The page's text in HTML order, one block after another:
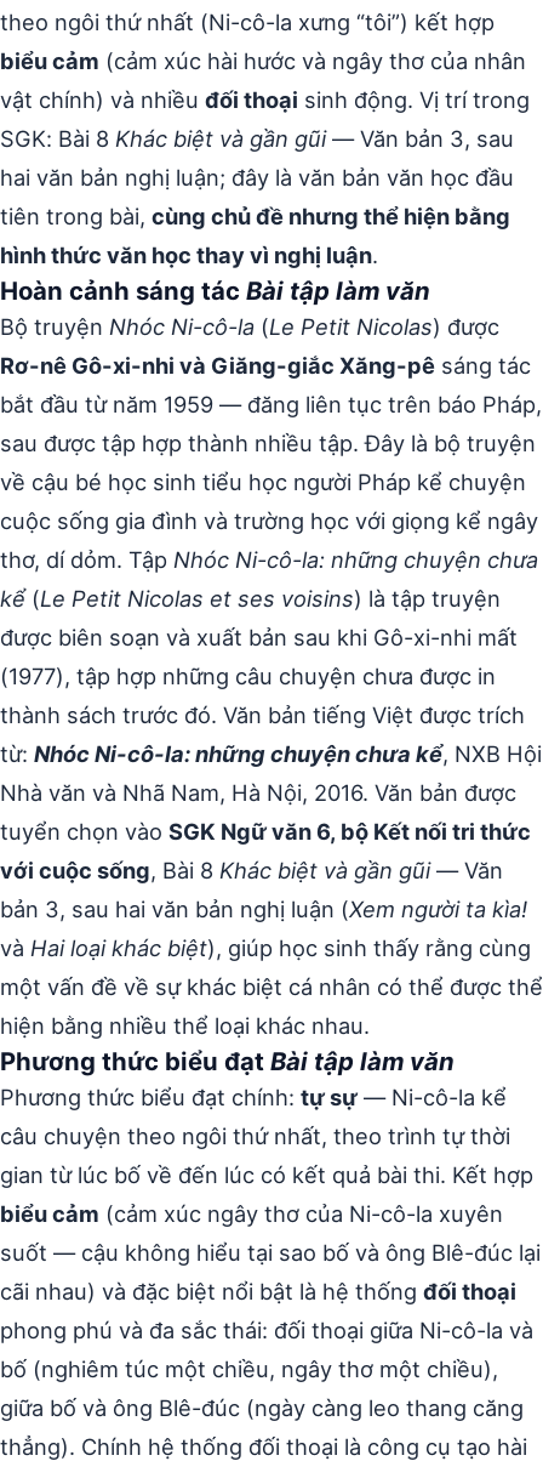
theo ngôi thứ nhất (Ni-cô-la xưng “tôi”) kết hợp
biểu cảm (cảm xúc hài hước và ngây thơ của nhân
vật chính) và nhiều đối thoại sinh động. Vị trí trong
SGK: Bài 8 Khác biệt và gần gũi— Văn bản 3, sau
hai văn bản nghị luận; đây là văn bản văn học đầu
tiên trong bài, cùng chủ đề nhưng thể hiện bằng
hình thức văn học thay vì nghị luận.
Hoàn cảnh sáng tác Bài tập làm văn
Bộ truyện Nhóc Ni-cô-la (Le Petit Nicolas) được
Rơ-nê Gô-xi-nhi và Giăng-giắc Xăng-pê sáng tác
bắt đầu từ năm 1959 — đăng liên tục trên báo Pháp,
sau được tập hợp thành nhiều tập. Đây là bộ truyện
về cậu bé học sinh tiểu học người Pháp kể chuyện
cuộc sống gia đình và trường học với giọng kể ngây
thơ, dí dỏm. Tập Nhóc Ni-cô-la: những chuyện chưa
kể(Le Petit Nicolas et ses voisins) là tập truyện
được biên soạn và xuất bản sau khi Gô-xi-nhi mất
(1977), tập hợp những câu chuyện chưa được in
thành sách trước đó. Văn bản tiếng Việt được trích
từ: Nhóc Ni-cô-la: những chuyện chưa kể, NXB Hội
Nhà văn và Nhã Nam, Hà Nội, 2016. Văn bản được
tuyển chọn vào SGK Ngữ văn 6, bộ Kết nối tri thức
với cuộc sống, Bài 8 Khác biệt và gần gũi— Văn
bản 3, sau hai văn bản nghị luận (Xem người ta kìa!
và Hai loại khác biệt), giúp học sinh thấy rằng cùng
một vấn đề về sự khác biệt cá nhân có thể được thể
hiện bằng nhiều thể loại khác nhau.
Phương thức biểu đạt Bài tập làm văn
Phương thức biểu đạt chính: tự sự — Ni-cô-la kể
câu chuyện theo ngôi thứ nhất, theo trình tự thời
gian từ lúc bố về đến lúc có kết quả bài thi. Kết hợp
biểu cảm (cảm xúc ngây thơ của Ni-cô-la xuyên
suốt — cậu không hiểu tại sao bố và ông Blê-đúc lại
cãi nhau) và đặc biệt nổi bật là hệ thống đối thoại
phong phú và đa sắc thái: đối thoại giữa Ni-cô-la và
bố (nghiêm túc một chiều, ngây thơ một chiều),
giữa bố và ông Blê-đúc (ngày càng leo thang căng
thẳng). Chính hệ thống đối thoại là công cụ tạo hài